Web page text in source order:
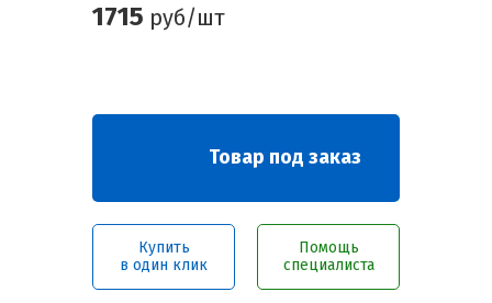
1715 руб/шт
Товар под заказ
Купить
в один клик
Помощь
специалиста